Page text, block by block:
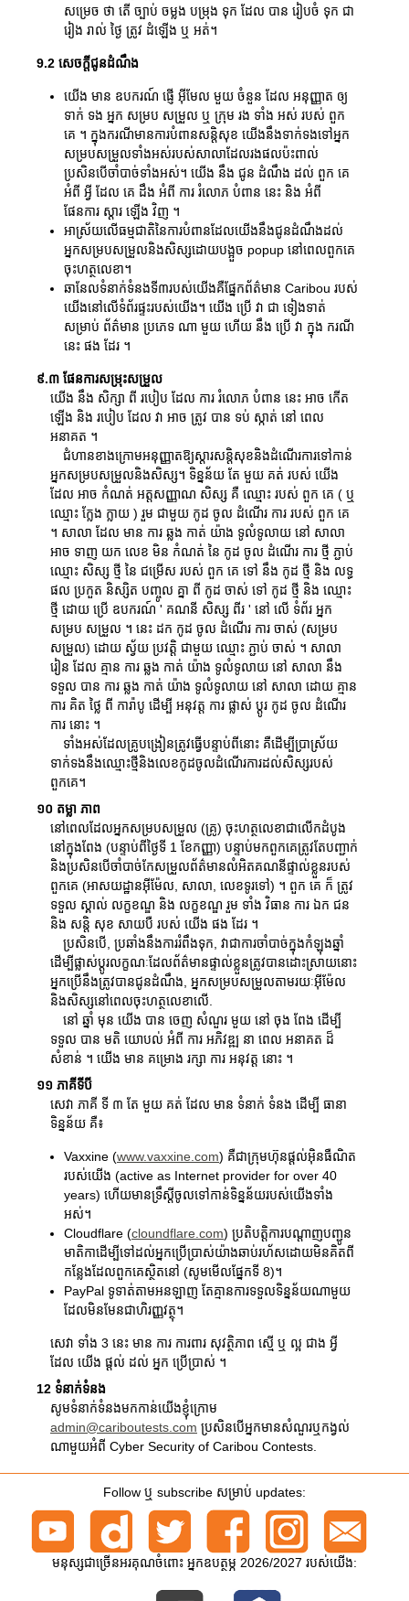
សម្រេច ថា តើ ច្បាប់ ចម្លង បម្រុង ទុក ដែល បាន រៀបចំ ទុក ជា
រៀង រាល់ ថ្ងៃ ត្រូវ ដំឡើង ឬ អត់។
9.2 សេចក្តីជូនដំណឹង
យើង មាន ឧបករណ៍ ផ្ញើ អ៊ីមែល មួយ ចំនួន ដែល អនុញ្ញាត ឲ្យ
ទាក់ ទង អ្នក សម្រប សម្រួល ឬ ក្រុម រង ទាំង អស់ របស់ ពួក
គេ ។ ក្នុងករណីមានការបំពានសន្តិសុខ យើងនឹងទាក់ទងទៅអ្នក
សម្របសម្រួលទាំងអស់របស់សាលាដែលរងផលប៉ះពាល់
ប្រសិនបើចាំបាច់ទាំងអស់។ យើង នឹង ជូន ដំណឹង ដល់ ពួក គេ
អំពី អ្វី ដែល គេ ដឹង អំពី ការ រំលោភ បំពាន នេះ និង អំពី
ផែនការ ស្តារ ឡើង វិញ ។
អាស្រ័យលើធម្មជាតិនៃការបំពានដែលយើងនឹងជូនដំណឹងដល់
អ្នកសម្របសម្រួលនិងសិស្សដោយបង្អួច popup នៅពេលពួកគេ
ចុះហត្ថលេខា។
ឆានែលទំនាក់ទំនងទី៣របស់យើងគឺផ្នែកព័ត៌មាន Caribou របស់
យើងនៅលើទំព័រផ្ទះរបស់យើង។ យើង ប្រើ វា ជា ទៀងទាត់
សម្រាប់ ព័ត៌មាន ប្រភេទ ណា មួយ ហើយ នឹង ប្រើ វា ក្នុង ករណី
នេះ ផង ដែរ ។
៩.៣ ផែនការសម្រុះសម្រួល
យើង នឹង សិក្សា ពី របៀប ដែល ការ រំលោភ បំពាន នេះ អាច កើត
ឡើង និង របៀប ដែល វា អាច ត្រូវ បាន ទប់ ស្កាត់ នៅ ពេល
អនាគត ។
ជំហានខាងក្រោមអនុញ្ញាតឱ្យស្តារសន្តិសុខនិងដំណើរការទៅកាន់
អ្នកសម្របសម្រួលនិងសិស្ស។ ទិន្នន័យ តែ មួយ គត់ របស់ យើង
ដែល អាច កំណត់ អត្តសញ្ញាណ សិស្ស គឺ ឈ្មោះ របស់ ពួក គេ ( ឬ
ឈ្មោះ ក្លែង ក្លាយ ) រួម ជាមួយ កូដ ចូល ដំណើរ ការ របស់ ពួក គេ
។ សាលា ដែល មាន ការ ឆ្លង កាត់ យ៉ាង ទូលំទូលាយ នៅ សាលា
អាច ទាញ យក លេខ មិន កំណត់ នៃ កូដ ចូល ដំណើរ ការ ថ្មី ភ្ជាប់
ឈ្មោះ សិស្ស ថ្មី នៃ ជម្រើស របស់ ពួក គេ ទៅ នឹង កូដ ថ្មី និង លទ្ធ
ផល ប្រកួត និស្សិត បញ្ចូល គ្នា ពី កូដ ចាស់ ទៅ កូដ ថ្មី និង ឈ្មោះ
ថ្មី ដោយ ប្រើ ឧបករណ៍ ' គណនី សិស្ស ពីរ ' នៅ លើ ទំព័រ អ្នក
សម្រប សម្រួល ។ នេះ ដក កូដ ចូល ដំណើរ ការ ចាស់ (សម្រប
សម្រួល) ដោយ ស្វ័យ ប្រវត្តិ ជាមួយ ឈ្មោះ ភ្ជាប់ ចាស់ ។ សាលា
រៀន ដែល គ្មាន ការ ឆ្លង កាត់ យ៉ាង ទូលំទូលាយ នៅ សាលា នឹង
ទទួល បាន ការ ឆ្លង កាត់ យ៉ាង ទូលំទូលាយ នៅ សាលា ដោយ គ្មាន
ការ គិត ថ្លៃ ពី ការ៉ាបូ ដើម្បី អនុវត្ត ការ ផ្លាស់ ប្តូរ កូដ ចូល ដំណើរ
ការ នោះ ។
ទាំងអស់ដែលគ្រូបង្រៀនត្រូវធ្វើបន្ទាប់ពីនោះ គឺដើម្បីប្រាស្រ័យ
ទាក់ទងនឹងឈ្មោះថ្មីនិងលេខកូដចូលដំណើរការដល់សិស្សរបស់
ពួកគេ។
១០ តម្លា ភាព
នៅពេលដែលអ្នកសម្របសម្រួល (គ្រូ) ចុះហត្ថលេខាជាលើកដំបូង
នៅក្នុងពែង (បន្ទាប់ពីថ្ងៃទី 1 ខែកញ្ញា) បន្ទាប់មកពួកគេត្រូវតែបញ្ជាក់
និងប្រសិនបើចាំបាច់កែសម្រួលព័ត៌មានលំអិតគណនីផ្ទាល់ខ្លួនរបស់
ពួកគេ (អាសយដ្ឋានអ៊ីម៉ែល, សាលា, លេខទូរទៅ) ។ ពួក គេ ក៏ ត្រូវ
ទទួល ស្គាល់ លក្ខខណ្ឌ និង លក្ខខណ្ឌ រួម ទាំង វិធាន ការ ឯក ជន
និង សន្តិ សុខ សាយបឺ របស់ យើង ផង ដែរ ។
ប្រសិនបើ, ប្រឆាំងនឹងការរំពឹងទុក, វាជាការចាំបាច់ក្នុងកំឡុងឆ្នាំ
ដើម្បីផ្លាស់ប្តូរលក្ខណៈដែលព័ត៌មានផ្ទាល់ខ្លួនត្រូវបានដោះស្រាយនោះ
អ្នកប្រើនឹងត្រូវបានជូនដំណឹង, អ្នកសម្របសម្រួលតាមរយៈអ៊ីម៉ែល
និងសិស្សនៅពេលចុះហត្ថលេខាលើ.
នៅ ឆ្នាំ មុន យើង បាន ចេញ សំណួរ មួយ នៅ ចុង ពែង ដើម្បី
ទទួល បាន មតិ យោបល់ អំពី ការ អភិវឌ្ឍ នា ពេល អនាគត ដ៏
សំខាន់ ។ យើង មាន គម្រោង រក្សា ការ អនុវត្ត នោះ ។
១១ ភាគីទីបី
សេវា ភាគី ទី ៣ តែ មួយ គត់ ដែល មាន ទំនាក់ ទំនង ដើម្បី ធានា
ទិន្នន័យ គឺ៖
Vaxxine (www.vaxxine.com) គឺជាក្រុមហ៊ុនផ្ដល់អ៊ិនធឺណិត
របស់យើង (active as Internet provider for over 40
years) ហើយមានទ្រឹស្តីចូលទៅកាន់ទិន្នន័យរបស់យើងទាំង
អស់។
Cloudflare (cloundflare.com) ប្រតិបត្តិការបណ្តាញបញ្ជូន
មាតិកាដើម្បីទៅដល់អ្នកប្រើប្រាស់យ៉ាងឆាប់រហ័សដោយមិនគិតពី
កន្លែងដែលពួកគេស្ថិតនៅ (សូមមើលផ្នែកទី 8)។
PayPal ទូទាត់តាមអនឡាញ តែគ្មានការទទួលទិន្នន័យណាមួយ
ដែលមិនមែនជាហិរញ្ញវត្ថុ។
សេវា ទាំង 3 នេះ មាន ការ ការពារ សុវត្ថិភាព ស្មើ ឬ ល្អ ជាង អ្វី
ដែល យើង ផ្តល់ ដល់ អ្នក ប្រើប្រាស់ ។
12 ទំនាក់ទំនង
សូមទំនាក់ទំនងមកកាន់យើងខ្ញុំក្រោម
admin@cariboutests.com ប្រសិនបើអ្នកមានសំណួរឬកង្វល់
ណាមួយអំពី Cyber Security of Caribou Contests.
Follow ឬ subscribe សម្រាប់ updates:
មនុស្សជាច្រើនអរគុណចំពោះ អ្នកឧបត្ថម្ភ 2026/2027 របស់យើង: